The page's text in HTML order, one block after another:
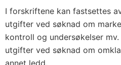
I forskriftene kan fastsettes
utgifter ved søknad om
kontroll og undersøkelser mv.
utgifter ved søknad om